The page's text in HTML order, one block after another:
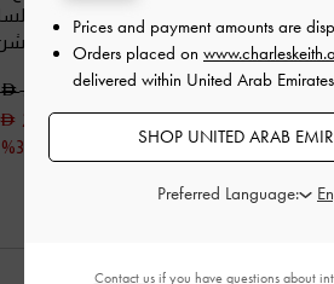
خلفي وكعب متموج
أسود خشن
350.00
الارتداء من
أسود
300.00
200.00
Prices and payment amounts are
Orders placed on
delivered within United Arab
SHOP UNITED ARAB
Preferred Language:
Contact usif you have questions about